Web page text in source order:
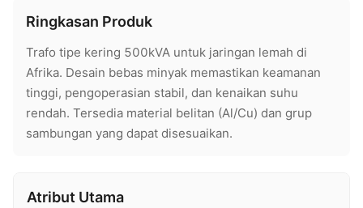
Ringkasan Produk
Trafo tipe kering 500kVA untuk jaringan lemah di
Afrika. Desain bebas minyak memastikan keamanan
tinggi, pengoperasian stabil, dan kenaikan suhu
rendah. Tersedia material belitan (Al/Cu) dan grup
sambungan yang dapat disesuaikan.
Atribut Utama